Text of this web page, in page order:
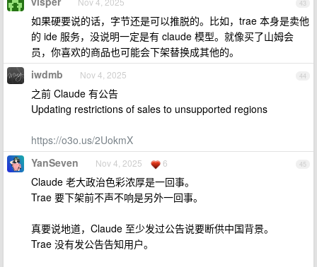
43
如果硬要说的话，字节还是可以推脱的。比如，trae 本身是卖他
的 ide 服务，没说明一定是有 claude 模型。就像买了山姆会
员，你喜欢的商品也可能会下架替换成其他的。
44
iwdmb Nov 4, 2025
之前 Claude 有公告
Updating restrictions of sales to unsupported regions
https://o3o.us/2UokmX
45
YanSeven Nov 4, 2025 6
Claude 老大政治色彩浓厚是一回事。
Trae 要下架前不声不响是另外一回事。
真要说地道，Claude 至少发过公告说要断供中国背景。
Trae 没有发公告告知用户。